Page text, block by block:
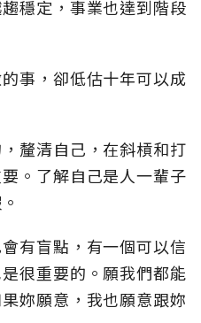
穩定，事業也達到階段
事，卻低估十年可以成
釐清自己，在斜槓和打
。了解自己是人一輩子
有盲點，有一個可以信
很重要的。願我們都能
妳願意，我也願意跟妳